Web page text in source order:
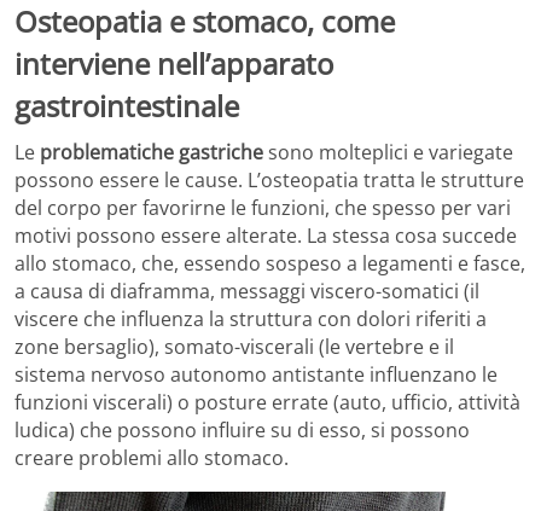
Osteopatia e stomaco, come
interviene nell’apparato
gastrointestinale
Le problematiche gastrichesono molteplici e variegate
possono essere le cause. L’osteopatia tratta le strutture
del corpo per favorirne le funzioni, che spesso per vari
motivi possono essere alterate. La stessa cosa succede
allo stomaco, che, essendo sospeso a legamenti e fasce,
a causa di diaframma, messaggi viscero-somatici (il
viscere che influenza la struttura con dolori riferiti a
zone bersaglio), somato-viscerali (le vertebre e il
sistema nervoso autonomo antistante influenzano le
funzioni viscerali) o posture errate (auto, ufficio, attività
ludica) che possono influire su di esso, si possono
creare problemi allo stomaco.